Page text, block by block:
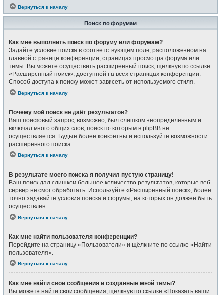
Вернуться к началу
Поиск по форумам
Как мне выполнить поиск по форуму или форумам?
Задайте условие поиска в соответствующем поле, расположенном на
главной странице конференции, страницах просмотра форума или
темы. Вы можете осуществить расширенный поиск, щёлкнув по ссылке
«Расширенный поиск», доступной на всех страницах конференции.
Способ доступа к поиску может зависеть от используемого стиля.
Вернуться к началу
Почему мой поиск не даёт результатов?
Ваш поисковый запрос, возможно, был слишком неопределённым и
включал много общих слов, поиск по которым в phpBB не
осуществляется. Будьте более конкретны и используйте возможности
расширенного поиска.
Вернуться к началу
В результате моего поиска я получил пустую страницу!
Ваш поиск дал слишком большое количество результатов, которые веб-
сервер не смог обработать. Используйте «Расширенный поиск», более
точно задавайте условия поиска и форумы, на которых он должен быть
осуществлён.
Вернуться к началу
Как мне найти пользователя конференции?
Перейдите на страницу «Пользователи» и щёлкните по ссылке «Найти
пользователя».
Вернуться к началу
Как мне найти свои сообщения и созданные мной темы?
Вы можете найти свои сообщения, щёлкнув по ссылке «Показать ваши